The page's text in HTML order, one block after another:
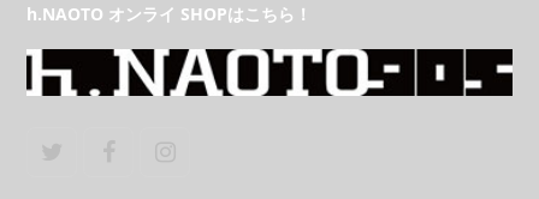
h.NAOTO オンライ SHOPはこちら！